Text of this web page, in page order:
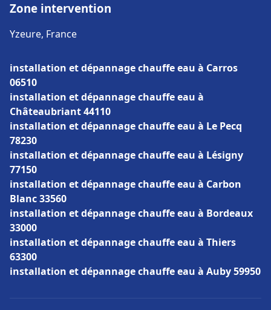
Zone intervention
Yzeure, France
installation et dépannage chauffe eau à Carros
06510
installation et dépannage chauffe eau à
Châteaubriant 44110
installation et dépannage chauffe eau à Le Pecq
78230
installation et dépannage chauffe eau à Lésigny
77150
installation et dépannage chauffe eau à Carbon
Blanc 33560
installation et dépannage chauffe eau à Bordeaux
33000
installation et dépannage chauffe eau à Thiers
63300
installation et dépannage chauffe eau à Auby 59950